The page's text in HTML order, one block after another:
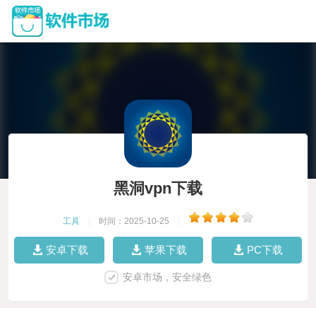
黑洞vpn下载
工具 时间：2025-10-25
安卓下载 苹果下载 PC下载
安卓市场，安全绿色